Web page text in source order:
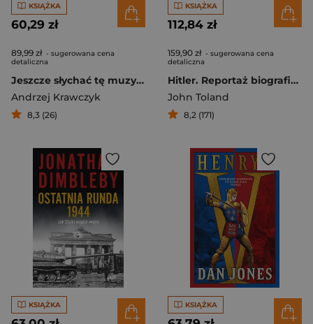
KSIĄŻKA
60,29 zł
89,99 zł - sugerowana cena
detaliczna
Jeszcze słychać tę muzykę. Biłgoraj – sztetl utracony
Andrzej Krawczyk
8,3 (26)
KSIĄŻKA
112,84 zł
159,90 zł - sugerowana cena
detaliczna
Hitler. Reportaż biograficzny
John Toland
8,2 (171)
KSIĄŻKA KSIĄŻKA